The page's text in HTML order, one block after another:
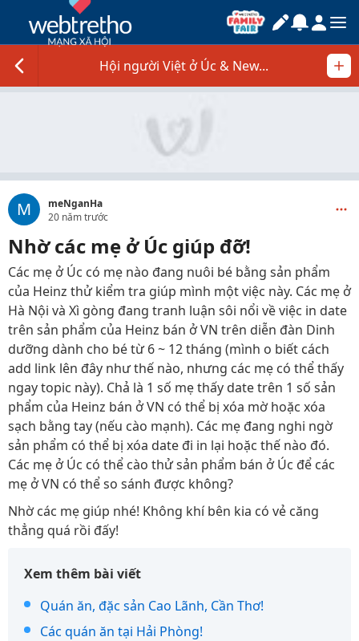
Hội người Việt ở Úc & New...
M
meNganHa
20 năm trước
Nhờ các mẹ ở Úc giúp đỡ!
Các mẹ ở Úc có mẹ nào đang nuôi bé bằng sản phẩm
của Heinz thử kiểm tra giúp mình một việc này. Các mẹ ở
Hà Nội và Xì gòng đang tranh luận sôi nổi về việc in date
trên sản phẩm của Heinz bán ở VN trên diễn đàn Dinh
dưỡng dành cho bé từ 6 ~ 12 tháng (mình o biết cách
add link lên đây như thế nào, nhưng các mẹ có thể thấy
ngay topic này). Chả là 1 số mẹ thấy date trên 1 số sản
phẩm của Heinz bán ở VN có thể bị xóa mờ hoặc xóa
sạch bằng tay (nếu cào mạnh). Các mẹ đang nghi ngờ
sản phẩm có thể bị xóa date đi in lại hoặc thế nào đó.
Các mẹ ở Úc có thể cào thử sản phẩm bán ở Úc để các
mẹ ở VN có thể so sánh được không?
Nhờ các mẹ giúp nhé! Không khí bên kia có vẻ căng
thẳng quá rồi đấy!
Xem thêm bài viết
Quán ăn, đặc sản Cao Lãnh, Cần Thơ!
Các quán ăn tại Hải Phòng!